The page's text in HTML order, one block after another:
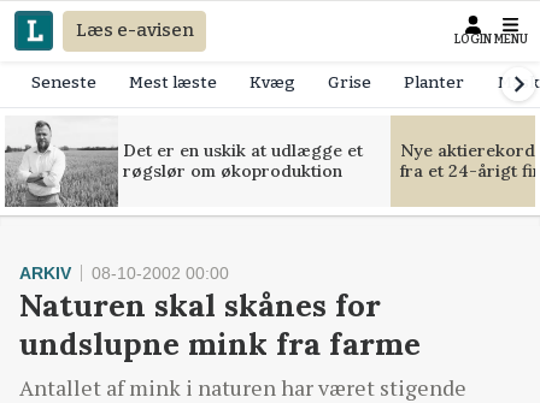
Læs e-avisen LOGIN MENU
Seneste Mest læste Kvæg Grise Planter
Det er en uskik at udlægge et
røgslør om økoproduktion
Nye
fra et 24-årigt
ARKIV 08-10-2002 00:00
Naturen skal skånes for
undslupne mink fra farme
Antallet af mink i naturen har været stigende